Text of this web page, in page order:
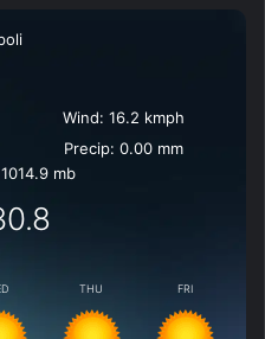
Wind: 16.2 kmph
Precip: 0.00 mm
mb
THU FRI